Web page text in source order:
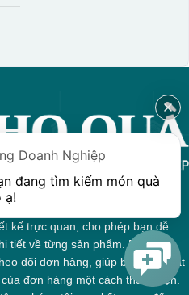
hào với sự đa dạng sản phẩm,
tặng phù hợp cho mọi dịp.
kế trực quan, cho phép bạn dễ
tiết về từng sản phẩm. Bên cạnh
dõi đơn hàng, giúp bạn nắm bắt
đơn hàng một cách thuận tiện.
Doanh Nghiệp
đang tìm kiếm món quà
ạ!